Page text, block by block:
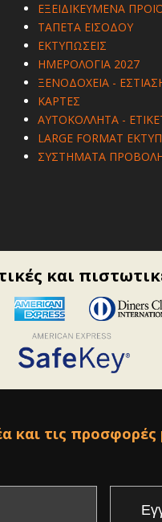
ΕΞΕΙΔΙΚΕΥΜΕΝΑ
ΤΑΠΕΤΑ ΕΙΣΟΔΟΥ
ΕΚΤΥΠΩΣΕΙΣ
ΗΜΕΡΟΛΟΓΙΑ 2027
ΞΕΝΟΔΟΧΕΙΑ -
ΚΑΡΤΕΣ
ΑΥΤΟΚΟΛΛΗΤΑ -
LARGE FORMAT
ΣΥΣΤΗΜΑΤΑ
και
και τις προσφορές